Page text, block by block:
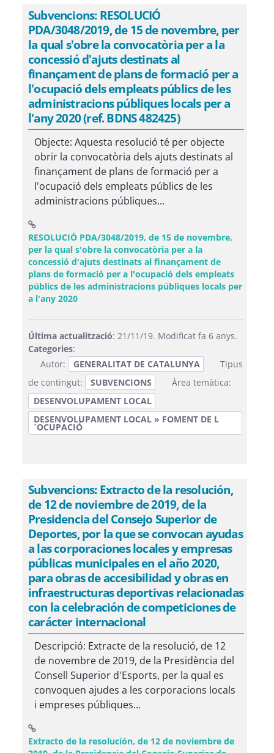
Subvencions: RESOLUCIÓ
PDA/3048/2019, de 15 de novembre, per
la qual s'obre la convocatòria per a la
concessió d'ajuts destinats al
finançament de plans de formació per a
l'ocupació dels empleats públics de les
administracions públiques locals per a
l'any 2020 (ref. BDNS 482425)
Objecte: Aquesta resolució té per objecte
obrir la convocatòria dels ajuts destinats al
finançament de plans de formació per a
l'ocupació dels empleats públics de les
administracions públiques...
RESOLUCIÓ PDA/3048/2019, de 15 de novembre,
per la qual s'obre la convocatòria per a la
concessió d'ajuts destinats al finançament de
plans de formació per a l'ocupació dels empleats
públics de les administracions públiques locals per
a l'any 2020(Obre una finestra nova)
Última actualització: 21/11/19. Modificat fa 6 anys.
Categories:
Autor:
GENERALITAT DE CATALUNYA
Tipus
de contingut:
SUBVENCIONS
Àrea temàtica:
DESENVOLUPAMENT LOCAL
DESENVOLUPAMENT LOCAL » FOMENT DE L
´OCUPACIÓ
Subvencions: Extracto de la resolución,
de 12 de noviembre de 2019, de la
Presidencia del Consejo Superior de
Deportes, por la que se convocan ayudas
a las corporaciones locales y empresas
públicas municipales en el año 2020,
para obras de accesibilidad y obras en
infraestructuras deportivas relacionadas
con la celebración de competiciones de
carácter internacional
Descripció: Extracte de la resolució, de 12
de novembre de 2019, de la Presidència del
Consell Superior d'Esports, per la qual es
convoquen ajudes a les corporacions locals
i empreses públiques...
Extracto de la resolución, de 12 de noviembre de